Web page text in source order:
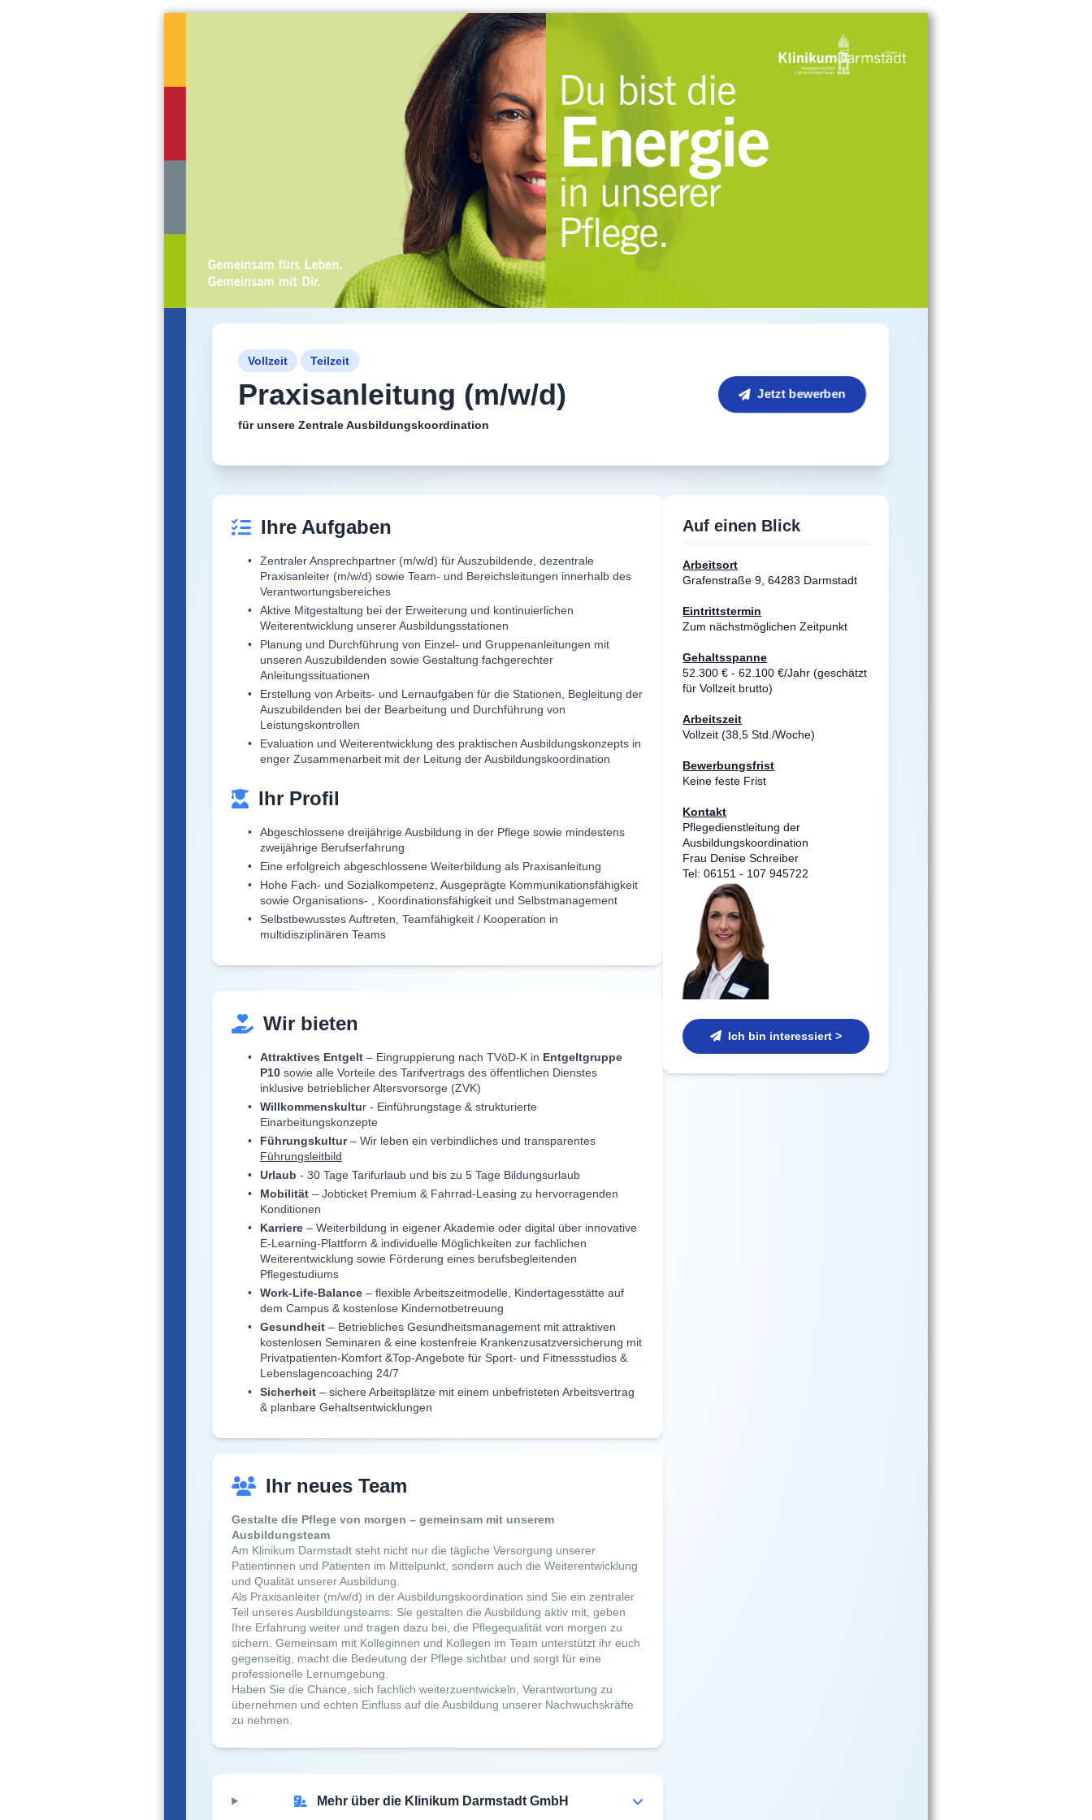
Vollzeit Teilzeit
Praxisanleitung (m/w/d)
für unsere Zentrale Ausbildungskoordination
Jetzt bewerben
Ihre Aufgaben
Zentraler Ansprechpartner (m/w/d) für Auszubildende, dezentrale
Praxisanleiter (m/w/d) sowie Team- und Bereichsleitungen innerhalb des
Verantwortungsbereiches
Aktive Mitgestaltung bei der Erweiterung und kontinuierlichen
Weiterentwicklung unserer Ausbildungsstationen
Planung und Durchführung von Einzel- und Gruppenanleitungen mit
unseren Auszubildenden sowie Gestaltung fachgerechter
Anleitungssituationen
Erstellung von Arbeits- und Lernaufgaben für die Stationen, Begleitung der
Auszubildenden bei der Bearbeitung und Durchführung von
Leistungskontrollen
Evaluation und Weiterentwicklung des praktischen Ausbildungskonzepts in
enger Zusammenarbeit mit der Leitung der Ausbildungskoordination
Ihr Profil
Abgeschlossene dreijährige Ausbildung in der Pflege sowie mindestens
zweijährige Berufserfahrung
Eine erfolgreich abgeschlossene Weiterbildung als Praxisanleitung
Hohe Fach- und Sozialkompetenz, Ausgeprägte Kommunikationsfähigkeit
sowie Organisations- , Koordinationsfähigkeit und Selbstmanagement
Selbstbewusstes Auftreten, Teamfähigkeit / Kooperation in
multidisziplinären Teams
Wir bieten
Attraktives Entgelt – Eingruppierung nach TVöD-K in Entgeltgruppe
P10 sowie alle Vorteile des Tarifvertrags des öffentlichen Dienstes
inklusive betrieblicher Altersvorsorge (ZVK)
Willkommenskultur - Einführungstage & strukturierte
Einarbeitungskonzepte
Führungskultur– Wir leben ein verbindliches und transparentes
Führungsleitbild
Urlaub - 30 Tage Tarifurlaub und bis zu 5 Tage Bildungsurlaub
Mobilität – Jobticket Premium & Fahrrad-Leasing zu hervorragenden
Konditionen
Karriere – Weiterbildung in eigener Akademie oder digital über innovative
E-Learning-Plattform & individuelle Möglichkeiten zur fachlichen
Weiterentwicklung sowie Förderung eines berufsbegleitenden
Pflegestudiums
Work-Life-Balance – flexible Arbeitszeitmodelle, Kindertagesstätte auf
dem Campus & kostenlose Kindernotbetreuung
Gesundheit – Betriebliches Gesundheitsmanagement mit attraktiven
kostenlosen Seminaren & eine kostenfreie Krankenzusatzversicherung mit
Privatpatienten-Komfort &Top-Angebote für Sport- und Fitnessstudios &
Lebenslagencoaching 24/7
Sicherheit – sichere Arbeitsplätze mit einem unbefristeten Arbeitsvertrag
& planbare Gehaltsentwicklungen
Ihr neues Team
Gestalte die Pflege von morgen – gemeinsam mit unserem
Ausbildungsteam
Am Klinikum Darmstadt steht nicht nur die tägliche Versorgung unserer
Patientinnen und Patienten im Mittelpunkt, sondern auch die Weiterentwicklung
und Qualität unserer Ausbildung.
Als Praxisanleiter (m/w/d) in der Ausbildungskoordination sind Sie ein zentraler
Teil unseres Ausbildungsteams: Sie gestalten die Ausbildung aktiv mit, geben
Ihre Erfahrung weiter und tragen dazu bei, die Pflegequalität von morgen zu
sichern. Gemeinsam mit Kolleginnen und Kollegen im Team unterstützt ihr euch
gegenseitig, macht die Bedeutung der Pflege sichtbar und sorgt für eine
professionelle Lernumgebung.
Haben Sie die Chance, sich fachlich weiterzuentwickeln, Verantwortung zu
übernehmen und echten Einfluss auf die Ausbildung unserer Nachwuchskräfte
zu nehmen.
Mehr über die Klinikum Darmstadt GmbH
Auf einen Blick
Arbeitsort
Grafenstraße 9, 64283 Darmstadt
Eintrittstermin
Zum nächstmöglichen Zeitpunkt
Gehaltsspanne
52.300 € - 62.100 €/Jahr (geschätzt
für Vollzeit brutto)
Arbeitszeit
Vollzeit (38,5 Std./Woche)
Bewerbungsfrist
Keine feste Frist
Kontakt
Pflegedienstleitung der
Ausbildungskoordination
Frau Denise Schreiber
Tel: 06151 - 107 945722
Ich bin interessiert >